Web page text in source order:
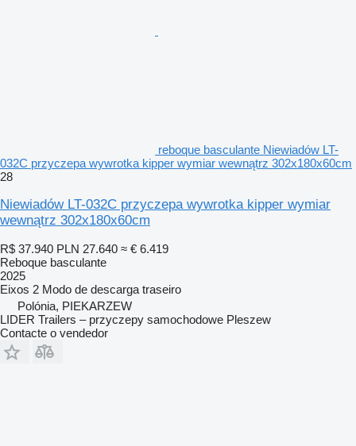
reboque basculante Niewiadów LT-
032C przyczepa wywrotka kipper wymiar wewnątrz 302x180x60cm
28
Niewiadów LT-032C przyczepa wywrotka kipper wymiar
wewnątrz 302x180x60cm
R$ 37.940 PLN 27.640 ≈ € 6.419
Reboque basculante
2025
Eixos 2 Modo de descarga traseiro
Polónia, PIEKARZEW
LIDER Trailers – przyczepy samochodowe Pleszew
Contacte o vendedor